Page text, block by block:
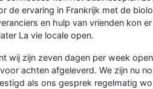
de ervaring in Frankrijk met de
en hulp van vrienden kon
La vie locale open.
wij zijn zeven dagen per week
achten afgeleverd. We zijn nu
als ons gesprek regelmatig